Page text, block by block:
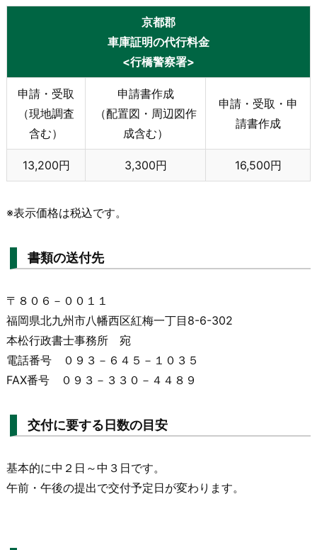
京都郡
車庫証明の代行料金
<行橋警察署>
申請・受取
（現地調査
含む）
申請書作成
（配置図・周辺図作
成含む）
申請・受取・申
請書作成
13,200円 3,300円 16,500円
※表示価格は税込です。
書類の送付先
〒８０６－００１１
福岡県北九州市八幡西区紅梅一丁目8-6-302
本松行政書士事務所 宛
電話番号 ０９３－６４５－１０３５
FAX番号 ０９３－３３０－４４８９
交付に要する日数の目安
基本的に中２日～中３日です。
午前・午後の提出で交付予定日が変わります。